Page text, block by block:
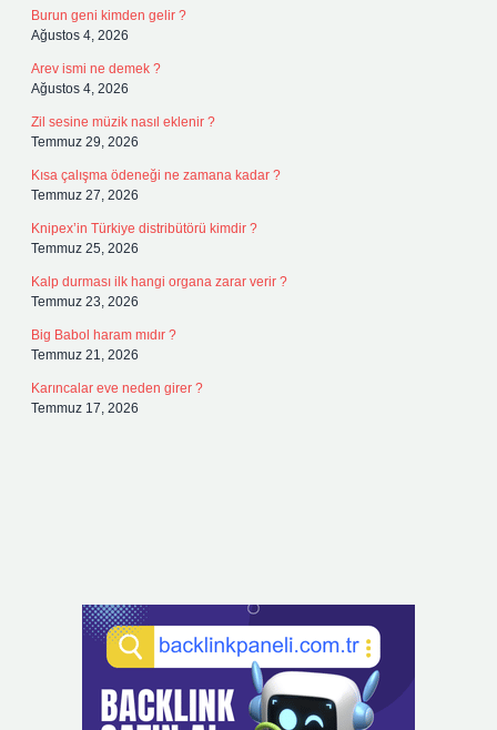
Burun geni kimden gelir ?
Ağustos 4, 2026
Arev ismi ne demek ?
Ağustos 4, 2026
Zil sesine müzik nasıl eklenir ?
Temmuz 29, 2026
Kısa çalışma ödeneği ne zamana kadar ?
Temmuz 27, 2026
Knipex’in Türkiye distribütörü kimdir ?
Temmuz 25, 2026
Kalp durması ilk hangi organa zarar verir ?
Temmuz 23, 2026
Big Babol haram mıdır ?
Temmuz 21, 2026
Karıncalar eve neden girer ?
Temmuz 17, 2026